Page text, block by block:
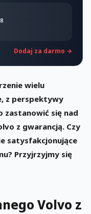
Dodaj za darmo →
wielu
z perspektywy
zastanowić się nad
z gwarancją. Czy
satysfakcjonujące
Przyjrzyjmy się
Volvo z